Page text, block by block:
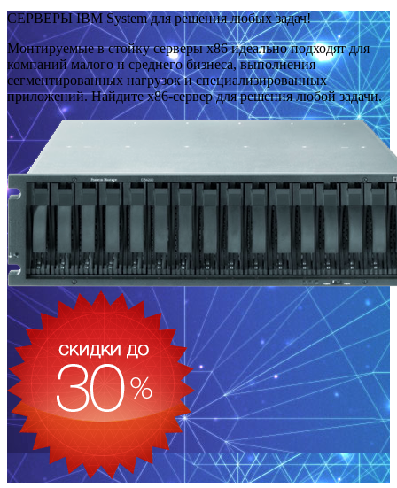
СЕРВЕРЫ IBM System для решения любых задач!
Монтируемые в стойку серверы x86 идеально подходят для
компаний малого и среднего бизнеса, выполнения
сегментированных нагрузок и специализированных
приложений. Найдите x86-сервер для решения любой задачи.